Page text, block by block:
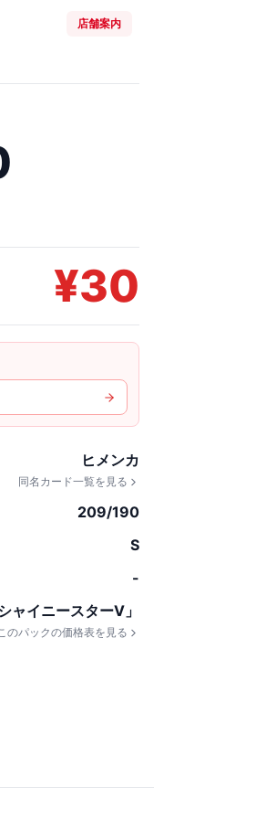
店舗案内
¥30
ヒメンカ
同名カード一覧を見る
209/190
S
-
ャイニースターV」
のパックの価格表を見る